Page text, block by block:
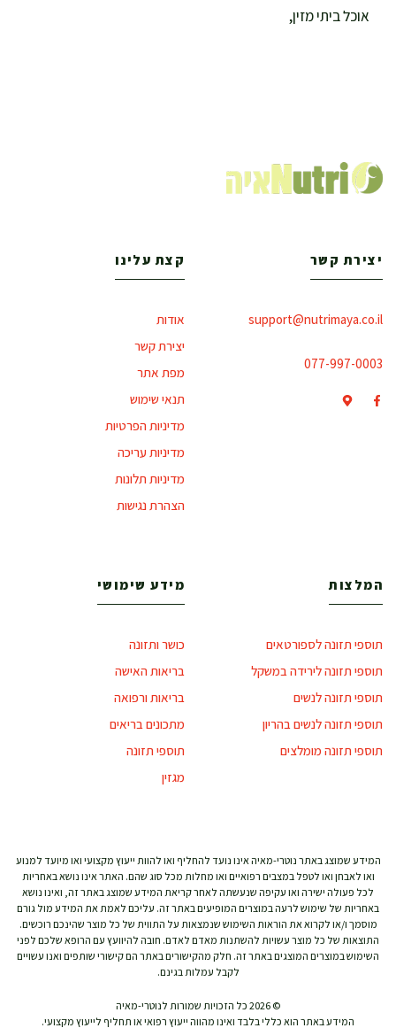
אוכל ביתי מזין,
יצירת קשר
support@nutrimaya.co.il
077-997-0003
קצת עלינו
אודות
יצירת קשר
מפת אתר
תנאי שימוש
מדיניות הפרטיות
מדיניות עריכה
מדיניות תלונות
הצהרת נגישות
המלצות
תוספי תזונה לספורטאים
תוספי תזונה לירידה במשקל
תוספי תזונה לנשים
תוספי תזונה לנשים בהריון
תוספי תזונה מומלצים
מידע שימושי
כושר ותזונה
בריאות האישה
בריאות ורפואה
מתכונים בריאים
תוספי תזונה
מגזין
המידע שמוצג באתר נוטרי-מאיה אינו נועד להחליף ואו להוות ייעוץ מקצועי ואו מיועד למנוע
ואו לאבחן ואו לטפל במצבים רפואיים ואו מחלות מכל סוג שהם. האתר אינו נושא באחריות
לכל פעולה ישירה ואו עקיפה שנעשתה לאחר קריאת המידע שמוצג באתר זה, ואינו נושא
באחריות של שימוש לרעה במוצרים המופיעים באתר זה. עליכם לאמת את המידע מול גורם
מוסמך ו/או לקרוא את הוראות השימוש שנמצאות על התווית של כל מוצר שהינכם רוכשים.
התוצאות של כל מוצר עשויות להשתנות מאדם לאדם. חובה להיוועץ עם הרופא שלכם לפני
השימוש במוצרים המוצגים באתר זה. חלק מהקישורים באתר הם קישורי שותפים ואנו עשויים
לקבל עמלות בגינם.
© 2026 כל הזכויות שמורות לנוטרי-מאיה
המידע באתר הוא כללי בלבד ואינו מהווה ייעוץ רפואי או תחליף לייעוץ מקצועי.